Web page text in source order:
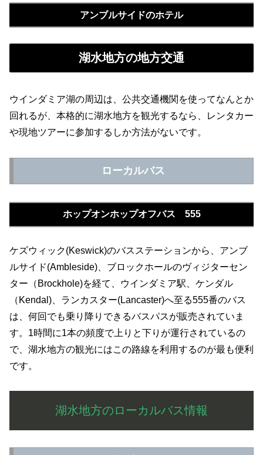
アンブルサイドのホテル
湖水地方の地方交通
ウインダミア湖の周辺は、公共交通機関を使ってなんとか
回れるが、本格的に湖水地方を観光するなら、レンタカー
や現地ツアーに参加するしか方法がないです。
ローカルバス
ホップオンホップオフバス 555
ケズウィック(Keswick)のバスステーションから、アンブ
ルサイド(Ambleside)、ブロックホールのヴィジターセン
ター（Brockhole)を経て、ウインダミア駅、ケンダル
（Kendal)、ランカスター(Lancaster)へ至る555番のバス
は、何回でも乗り降りできるバスパスが販売されていま
す。1時間に1本の頻度で上りと下りが運行されているの
で、湖水地方の観光にはこの路線を利用するのが最も便利
です。
湖水地方のローカルバス情報